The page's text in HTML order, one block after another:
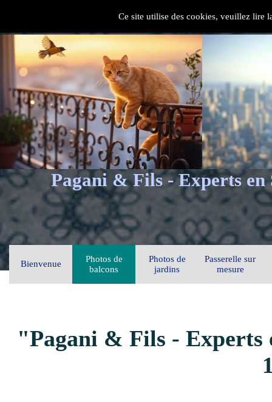
Ce site utilise des cookies, veuillez lire
Pagani & Fils - Experts en
Bienvenue
Photos de
balcons
Photos de
jardins
Passerelle sur
mesure
"Pagani & Fils - Experts